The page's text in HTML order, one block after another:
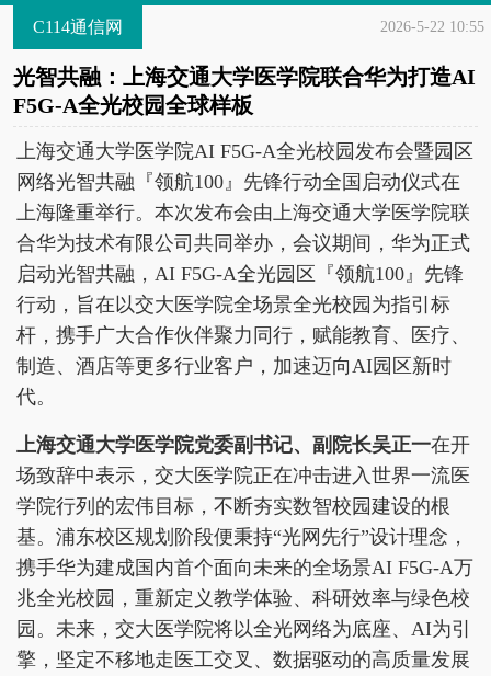
C114通信网 2026-5-22 10:55
光智共融：上海交通大学医学院联合华为打造AI
F5G-A全光校园全球样板
上海交通大学医学院AI F5G-A全光校园发布会暨园区
网络光智共融『领航100』先锋行动全国启动仪式在
上海隆重举行。本次发布会由上海交通大学医学院联
合华为技术有限公司共同举办，会议期间，华为正式
启动光智共融，AI F5G-A全光园区『领航100』先锋
行动，旨在以交大医学院全场景全光校园为指引标
杆，携手广大合作伙伴聚力同行，赋能教育、医疗、
制造、酒店等更多行业客户，加速迈向AI园区新时
代。
上海交通大学医学院党委副书记、副院长吴正一在开
场致辞中表示，交大医学院正在冲击进入世界一流医
学院行列的宏伟目标，不断夯实数智校园建设的根
基。浦东校区规划阶段便秉持“光网先行”设计理念，
携手华为建成国内首个面向未来的全场景AI F5G-A万
兆全光校园，重新定义教学体验、科研效率与绿色校
园。未来，交大医学院将以全光网络为底座、AI为引
擎，坚定不移地走医工交叉、数据驱动的高质量发展